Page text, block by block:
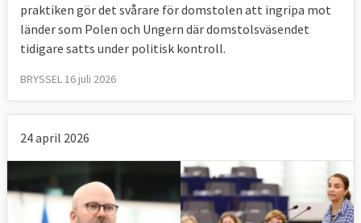
praktiken gör det svårare för domstolen att ingripa mot
länder som Polen och Ungern där domstolsväsendet
tidigare satts under politisk kontroll.
BRYSSEL 16 juli 2026
24 april 2026